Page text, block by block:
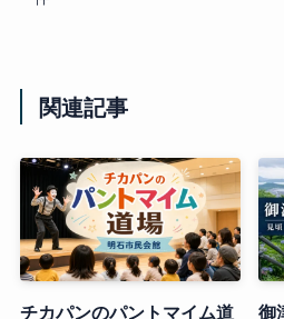
関連記事
チカパンのパントマイム道 御